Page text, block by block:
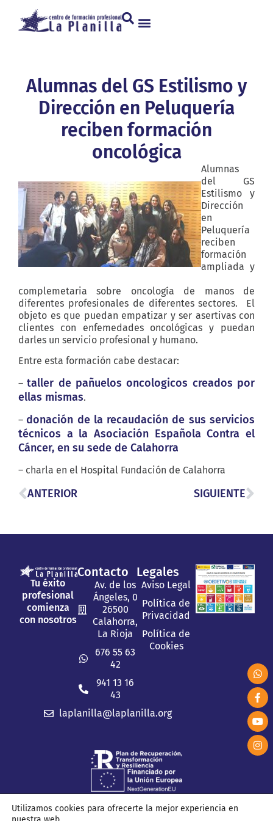
Alumnas del GS Estilismo y
Dirección en Peluquería
reciben formación
oncológica
Alumnas
del GS
Estilismo y
Dirección
en
Peluquería
reciben
formación
ampliada y
complemetaria sobre oncología de manos de
diferentes profesionales de diferentes sectores. El
objeto es que puedan empatizar y ser asertivas con
clientes con enfemedades oncológicas y puedan
darles un servicio profesional y humano.
Entre esta formación cabe destacar:
–taller de pañuelos oncologicos creados por
ellas mismas.
– donación de la recaudación de sus servicios
técnicos a la Asociación Española Contra el
Cáncer, en su sede de Calahorra
– charla en el Hospital Fundación de Calahorra
ANTERIOR SIGUIENTE
Tu éxito
profesional
comienza
con nosotros
Contacto
Av. de los
Ángeles, 0
26500
Calahorra,
La Rioja
676 55 63
42
941 13 16
43
laplanilla@laplanilla.org
Legales
Aviso Legal
Política de
Privacidad
Política de
Cookies
Utilizamos cookies para ofrecerte la mejor experiencia en